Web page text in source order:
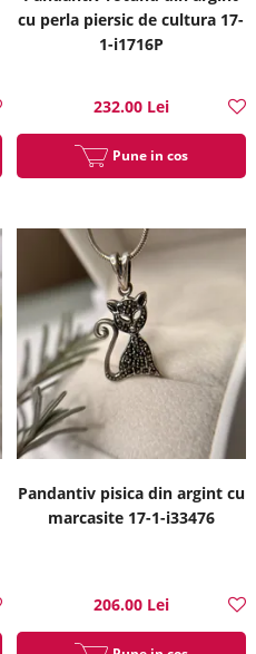
cu perla piersic de cultura 17-
1-i1716P
232.00 Lei
Pune in cos
Pandantiv pisica din argint cu
marcasite 17-1-i33476
206.00 Lei